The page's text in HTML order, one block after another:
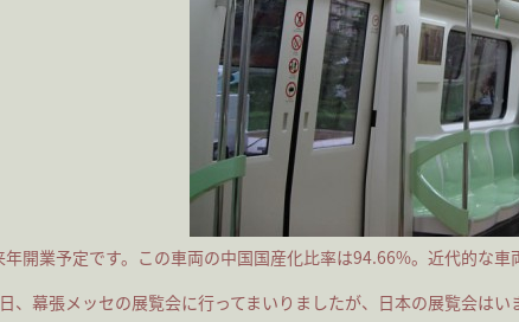
年開業予定です。この車両の中国国産化比率は94.66%。近代的な
、幕張メッセの展覧会に行ってまいりましたが、日本の展覧会はい